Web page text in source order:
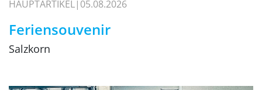
HAUPTARTIKEL 05.08.2026
Feriensouvenir
Salzkorn